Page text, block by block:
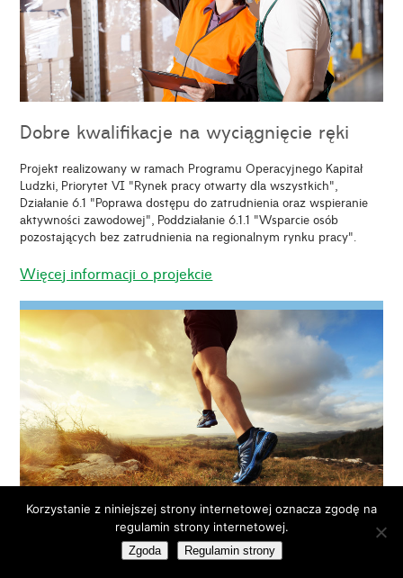
Dobre kwalifikacje na wyciągnięcie ręki
Projekt realizowany w ramach Programu Operacyjnego Kapitał
Ludzki, Priorytet VI "Rynek pracy otwarty dla wszystkich",
Działanie 6.1 "Poprawa dostępu do zatrudnienia oraz wspieranie
aktywności zawodowej", Poddziałanie 6.1.1 "Wsparcie osób
pozostających bez zatrudnienia na regionalnym rynku pracy".
Więcej informacji o projekcie
Korzystanie z niniejszej strony internetowej oznacza zgodę na
regulamin strony internetowej.
Zgoda Regulamin strony